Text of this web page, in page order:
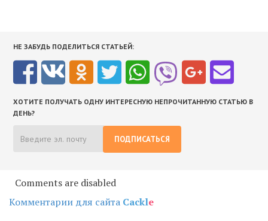
НЕ ЗАБУДЬ ПОДЕЛИТЬСЯ СТАТЬЕЙ:
ХОТИТЕ ПОЛУЧАТЬ ОДНУ ИНТЕРЕСНУЮ НЕПРОЧИТАННУЮ СТАТЬЮ В
ДЕНЬ?
ПОДПИСАТЬСЯ
Comments are disabled
Комментарии для сайта Cackle